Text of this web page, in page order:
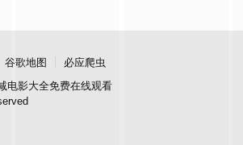
谷歌地图
必应爬虫
电影大全免费在线观看